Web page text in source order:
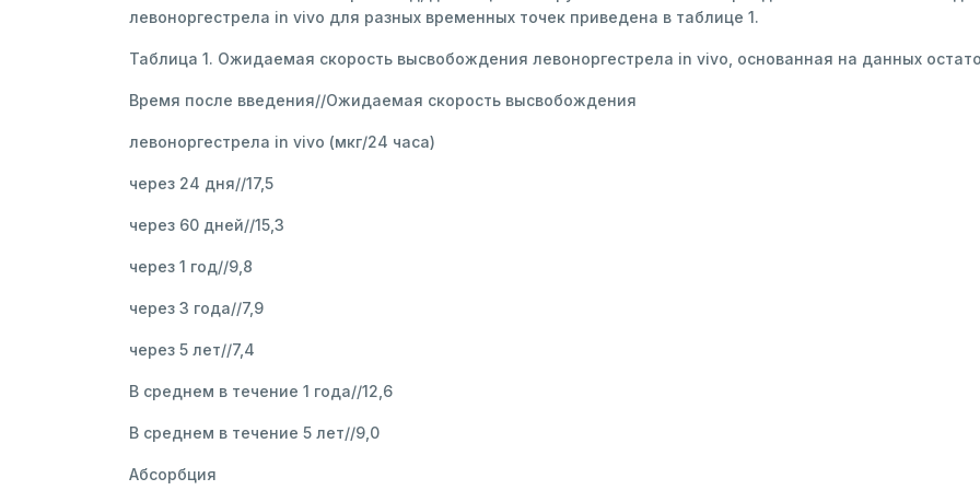
левоноргестрела in vivo для разных временных точек приведена в таблице 1.
Таблица 1. Ожидаемая скорость высвобождения левоноргестрела in vivo, основанная на данных
Время после введения//Ожидаемая скорость высвобождения
левоноргестрела in vivo (мкг/24 часа)
через 24 дня//17,5
через 60 дней//15,3
через 1 год//9,8
через 3 года//7,9
через 5 лет//7,4
В среднем в течение 1 года//12,6
В среднем в течение 5 лет//9,0
Абсорбция